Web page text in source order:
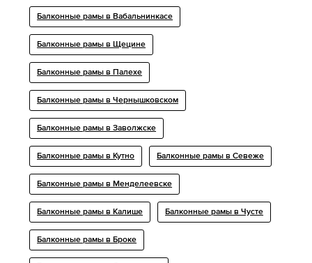
Балконные рамы в Вабальнинкасе
Балконные рамы в Щецине
Балконные рамы в Палехе
Балконные рамы в Чернышковском
Балконные рамы в Заволжске
Балконные рамы в Кутно Балконные рамы в Севеже
Балконные рамы в Менделеевске
Балконные рамы в Калише Балконные рамы в Чусте
Балконные рамы в Броке